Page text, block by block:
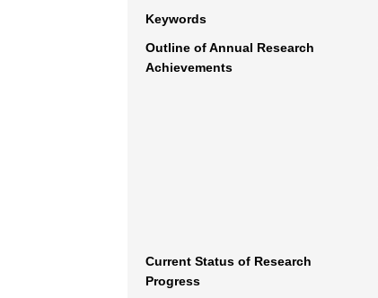
Keywords
Outline of Annual Research
Achievements
Current Status of Research
Progress